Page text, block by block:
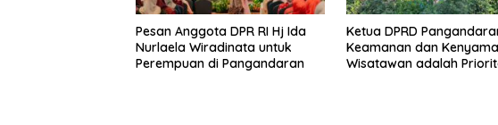
Pesan Anggota DPR RI Hj Ida
Nurlaela Wiradinata untuk
Perempuan di Pangandaran
Ketua DPRD
Keamanan dan
Wisatawan adalah